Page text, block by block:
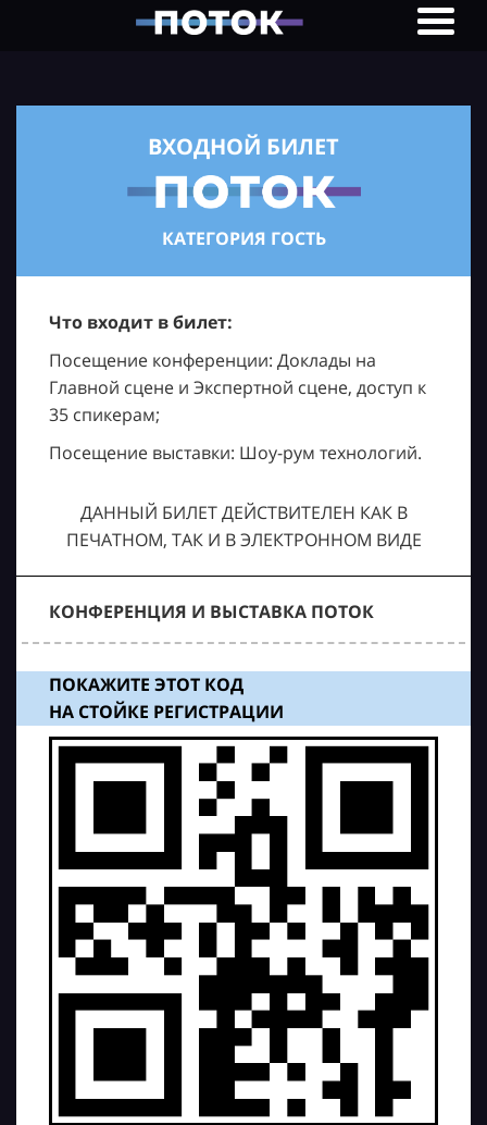
ВХОДНОЙ БИЛЕТ
КАТЕГОРИЯ ГОСТЬ
Что входит в билет:
Посещение конференции: Доклады на
Главной сцене и Экспертной сцене, доступ к
35 спикерам;
Посещение выставки: Шоу-рум технологий.
ДАННЫЙ БИЛЕТ ДЕЙСТВИТЕЛЕН КАК В
ПЕЧАТНОМ, ТАК И В ЭЛЕКТРОННОМ ВИДЕ
КОНФЕРЕНЦИЯ И ВЫСТАВКА ПОТОК
ПОКАЖИТЕ ЭТОТ КОД
НА СТОЙКЕ РЕГИСТРАЦИИ